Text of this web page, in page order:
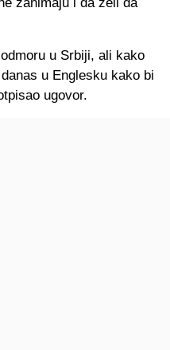
u Srbiji, ali kako
u Englesku kako bi
ugovor.